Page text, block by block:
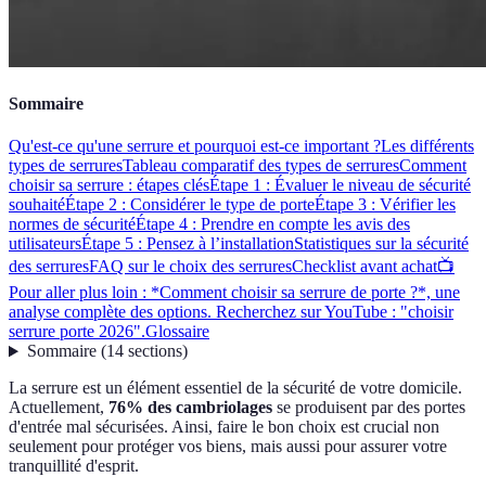
Sommaire
Qu'est-ce qu'une serrure et pourquoi est-ce important ?Les différents
types de serruresTableau comparatif des types de serruresComment
choisir sa serrure : étapes clésÉtape 1 : Évaluer le niveau de sécurité
souhaitéÉtape 2 : Considérer le type de porteÉtape 3 : Vérifier les
normes de sécuritéÉtape 4 : Prendre en compte les avis des
utilisateursÉtape 5 : Pensez à l’installationStatistiques sur la sécurité
des serruresFAQ sur le choix des serruresChecklist avant achat📺
Pour aller plus loin : *Comment choisir sa serrure de porte ?*, une
analyse complète des options. Recherchez sur YouTube : "choisir
serrure porte 2026".Glossaire
Sommaire(14 sections)
La serrure est un élément essentiel de la sécurité de votre domicile.
Actuellement, 76% des cambriolages se produisent par des portes
d'entrée mal sécurisées. Ainsi, faire le bon choix est crucial non
seulement pour protéger vos biens, mais aussi pour assurer votre
tranquillité d'esprit.